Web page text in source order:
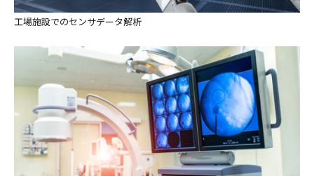
工場施設でのセンサデータ解析